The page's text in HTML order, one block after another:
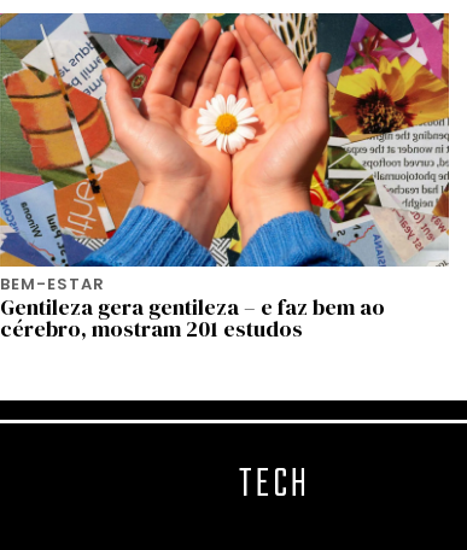
BEM-ESTAR
Gentileza gera gentileza – e faz bem ao
cérebro, mostram 201 estudos
TECH